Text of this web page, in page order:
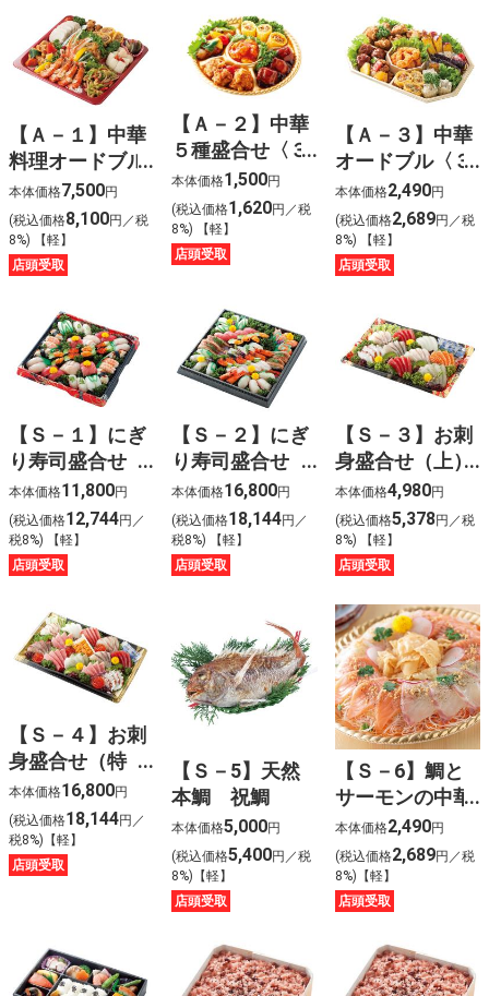
【Ａ－１】中華
料理オードブル
（蘭）〈４人
前〉
本体価格7,500円
(税込価格8,100円／税
8%) 【軽】
店頭受取
【Ａ－２】中華
５種盛合せ〈３
人前〉
本体価格1,500円
(税込価格1,620円／税
8%) 【軽】
店頭受取
【Ａ－３】中華
オードブル〈３
人前〉
本体価格2,490円
(税込価格2,689円／税
8%) 【軽】
店頭受取
【Ｓ－１】にぎ
り寿司盛合せ
（上）〈４人
前〉
本体価格11,800円
(税込価格12,744円／
税8%) 【軽】
店頭受取
【Ｓ－２】にぎ
り寿司盛合せ
（特上）〈４人
前〉
本体価格16,800円
(税込価格18,144円／
税8%) 【軽】
店頭受取
【Ｓ－３】お刺
身盛合せ（上）
〈４人前〉
本体価格4,980円
(税込価格5,378円／税
8%) 【軽】
店頭受取
【Ｓ－４】お刺
身盛合せ（特
上）〈４人前〉
本体価格16,800円
(税込価格18,144円／
税8%)【軽】
店頭受取
【Ｓ－5】天然
本鯛 祝鯛
本体価格5,000円
(税込価格5,400円／税
8%)【軽】
店頭受取
【Ｓ－6】鯛と
サーモンの中華
風刺身〈４人
前〉
本体価格2,490円
(税込価格2,689円／税
8%)【軽】
店頭受取